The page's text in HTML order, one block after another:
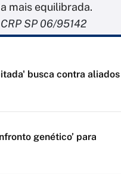
mais equilibrada.
SP 06/95142
busca contra aliados
genético’ para